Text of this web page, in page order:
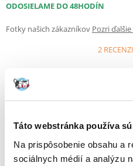
Táto webstránka používa
Na prispôsobenie obsahu a
sociálnych médií a analýzu
ODOSIELAME DO 48HODÍN
Fotky našich zákazníkov Pozri
2